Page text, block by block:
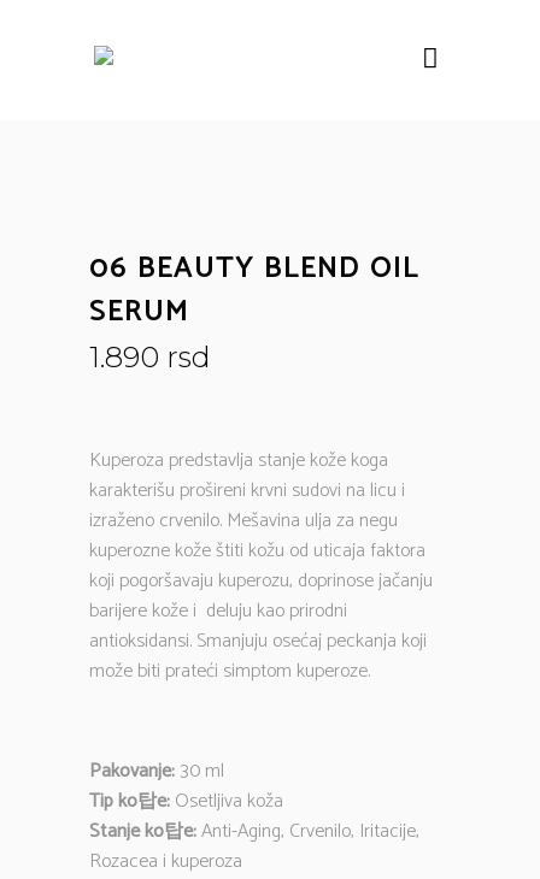
06 BEAUTY BLEND OIL
SERUM
1.890 rsd
Kuperoza predstavlja stanje kože koga
karakterišu prošireni krvni sudovi na licu i
izraženo crvenilo. Mešavina ulja za negu
kuperozne kože štiti kožu od uticaja faktora
koji pogoršavaju kuperozu, doprinose jačanju
barijere kože i deluju kao prirodni
antioksidansi. Smanjuju osećaj peckanja koji
može biti prateći simptom kuperoze.
Pakovanje:30 ml
Tip ko탑e:Osetljiva koža
Stanje ko탑e:Anti-Aging, Crvenilo, Iritacije,
Rozacea i kuperoza